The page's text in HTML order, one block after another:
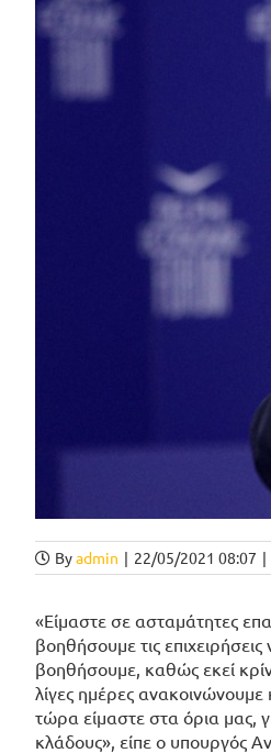
Byadmin | 22/05/2021 08:07 |
«Είμαστε σε ασταμάτητες
βοηθήσουμε τις
βοηθήσουμε, καθώς εκεί
λίγες ημέρες
τώρα είμαστε στα όρια μας,
κλάδους», είπε ο υπουργός